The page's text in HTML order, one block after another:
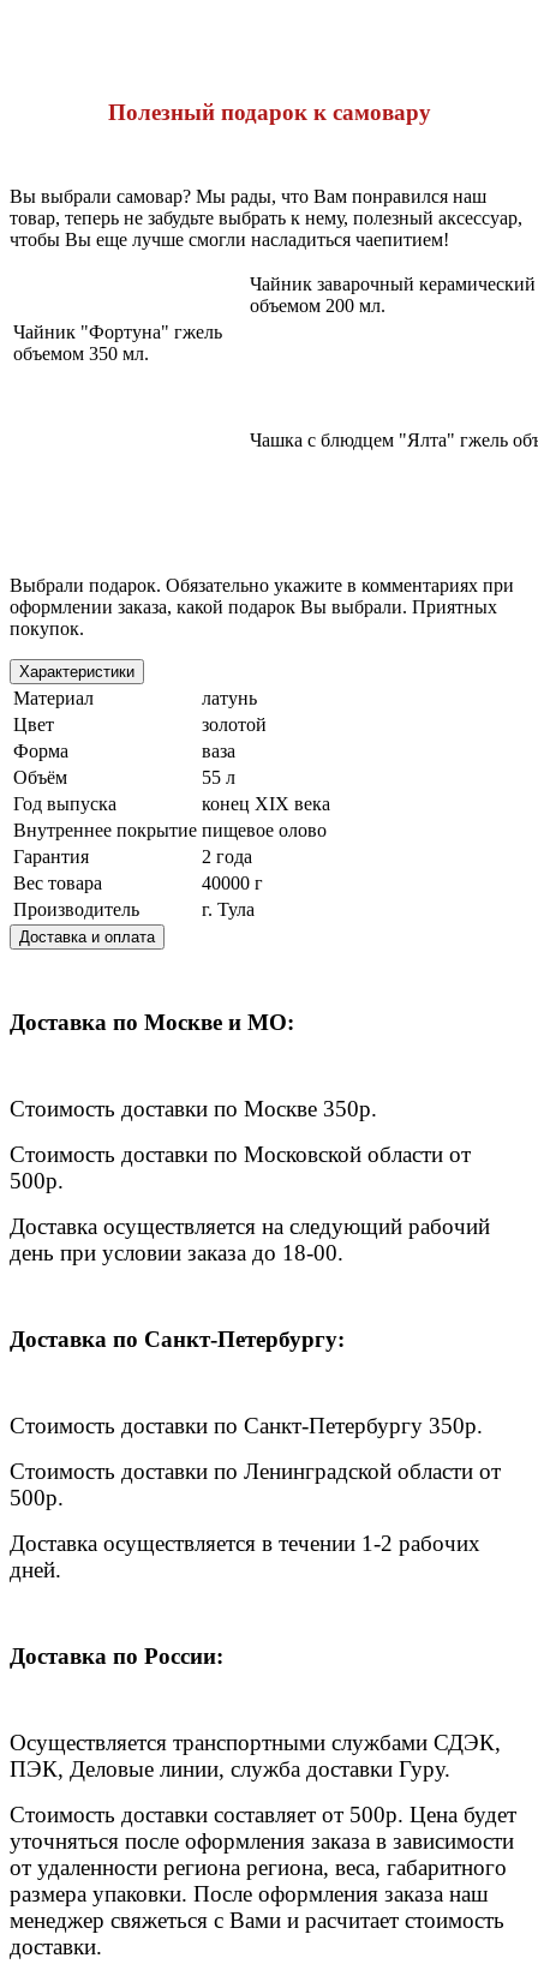
Полезный подарок к самовару
Вы выбрали самовар? Мы рады, что Вам понравился наш
товар, теперь не забудьте выбрать к нему, полезный аксессуар,
чтобы Вы еще лучше смогли насладиться чаепитием!
Чайник заварочный
объемом 200 мл.
Чайник "Фортуна" гжель
объемом 350 мл.
Чашка с блюдцем "Ялта" гжель
Выбрали подарок. Обязательно укажите в комментариях при
оформлении заказа, какой подарок Вы выбрали. Приятных
покупок.
Характеристики
Материал
латунь
Цвет
золотой
Форма
ваза
Объём
55 л
Год выпуска
конец XIX века
Внутреннее покрытие пищевое олово
Гарантия
2 года
Вес товара
40000 г
Производитель
г. Тула
Доставка и оплата
Доставка по Москве и МО:
Стоимость доставки по Москве 350р.
Стоимость доставки по Московской области от
500р.
Доставка осуществляется на следующий рабочий
день при условии заказа до 18-00.
Доставка по Санкт-Петербургу:
Стоимость доставки по Санкт-Петербургу 350р.
Стоимость доставки по Ленинградской области от
500р.
Доставка осуществляется в течении 1-2 рабочих
дней.
Доставка по России:
Осуществляется транспортными службами СДЭК,
ПЭК, Деловые линии, служба доставки Гуру.
Стоимость доставки составляет от 500р. Цена будет
уточняться после оформления заказа в зависимости
от удаленности региона региона, веса, габаритного
размера упаковки. После оформления заказа наш
менеджер свяжеться с Вами и расчитает стоимость
доставки.